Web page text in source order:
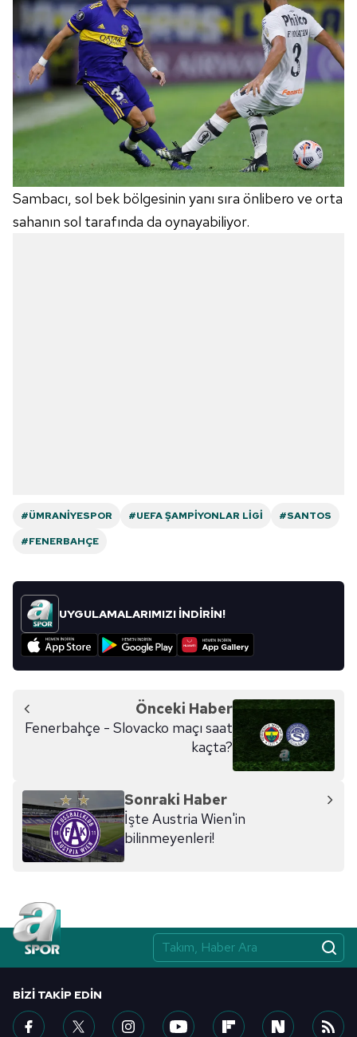
Sambacı, sol bek bölgesinin yanı sıra önlibero ve orta
sahanın sol tarafında da oynayabiliyor.
#ÜMRANIYESPOR #UEFA ŞAMPIYONLAR LIGI
#SANTOS
#FENERBAHÇE
UYGULAMALARIMIZI İNDİRİN!
Önceki Haber
Fenerbahçe - Slovacko maçı saat
kaçta?
Sonraki Haber
İşte Austria Wien'in
bilinmeyenleri!
BIZI TAKIP EDIN